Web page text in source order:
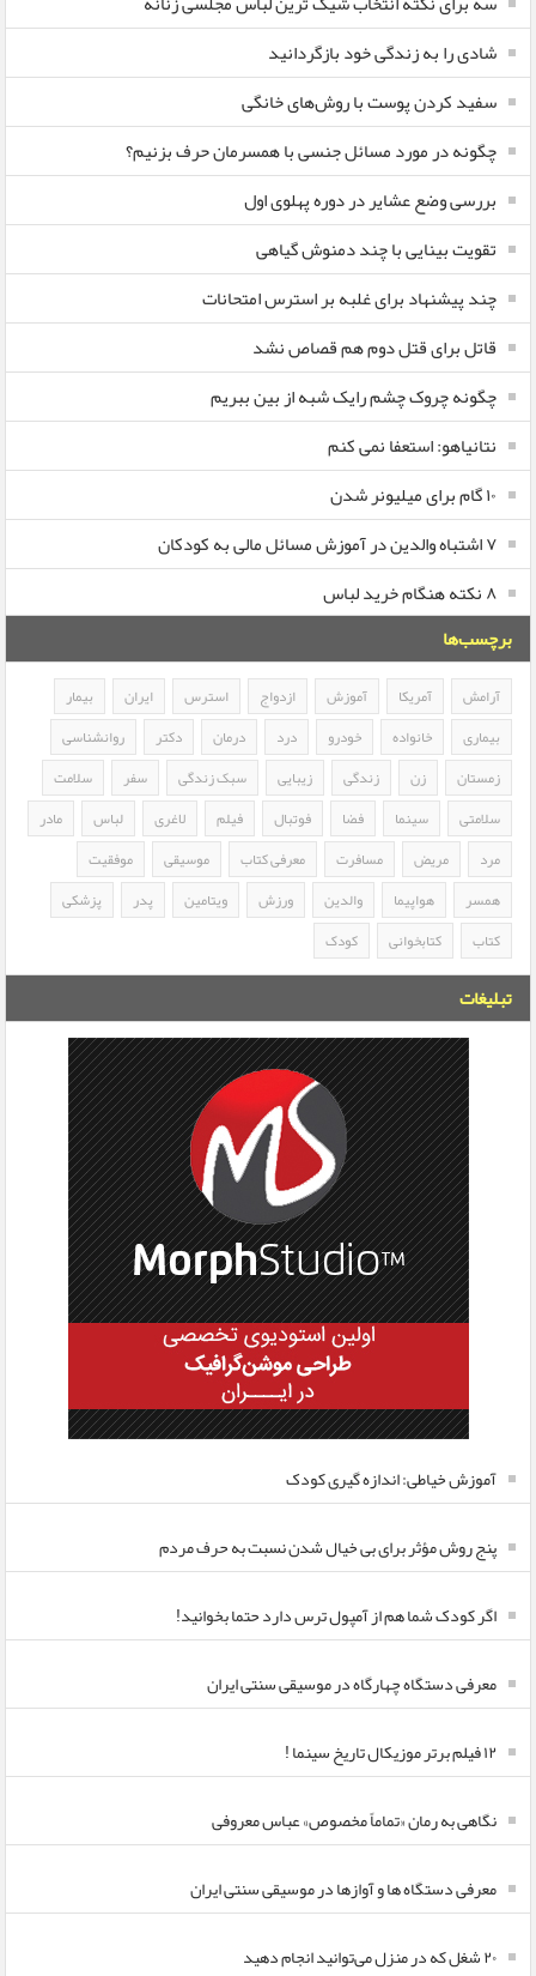
شادی را به زندگی خود بازگردانید
سفید کردن پوست با روش‌های خانگی
چگونه در مورد مسائل جنسی با همسرمان حرف بزنیم؟
بررسی وضع عشایر در دوره پهلوی اول
تقویت بینایی با چند دمنوش گیاهی
چند پیشنهاد برای غلبه بر استرس امتحانات
قاتل برای قتل دوم هم قصاص نشد
چگونه چروک چشم رایک شبه از بین ببریم
نتانیاهو: استعفا نمی کنم
۱۰ گام برای میلیونر شدن
۷ اشتباه والدین در آموزش مسائل مالی به کودکان
۸ نکته هنگام خرید لباس
برچسب‌ها
آرامش آمریکا آموزش ازدواج استرس ایران
بیمار
بیماری
خانواده خودرو درد درمان دکتر
روانشناسی
زمستان
زن زندگی زیبایی سبک زندگی سفر
سلامت
سلامتی
سینما فضا فوتبال فیلم لاغری لباس
مادر
مرد
مریض مسافرت معرفی کتاب موسیقی
موفقیت
همسر
هواپیما والدین ورزش ویتامین پدر
پزشکی
کتاب
کتابخوانی کودک
تبلیغات
آموزش خیاطی: اندازه گیری کودک
پنج روش مؤثر برای بی خیال شدن نسبت به حرف مردم
اگر کودک شما هم از آمپول ترس دارد حتما بخوانید!
معرفی دستگاه چهارگاه در موسیقی سنتی ایران
۱۲ فیلم برتر موزیکال تاریخ سینما !
نگاهی به رمان «تماماً مخصوص» عباس معروفی
معرفی دستگاه ها و آوازها در موسیقی سنتی ایران
۲۰ شغل که در منزل می‌توانید انجام دهید